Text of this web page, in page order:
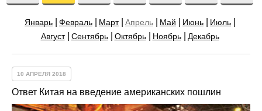
Январь Февраль Март Апрель Май Июнь
Июль
Август
Сентябрь Октябрь Ноябрь Декабрь
10 АПРЕЛЯ 2018
Ответ Китая на введение американских пошлин